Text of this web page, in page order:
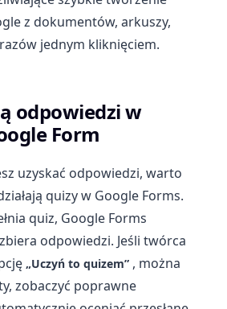
z dokumentów, arkuszy,
jednym kliknięciem.
odpowiedzi w
Form
uzyskać odpowiedzi, warto
quizy w Google Forms.
quiz, Google Forms
odpowiedzi. Jeśli twórca
„Uczyń to quizem” , można
zobaczyć poprawne